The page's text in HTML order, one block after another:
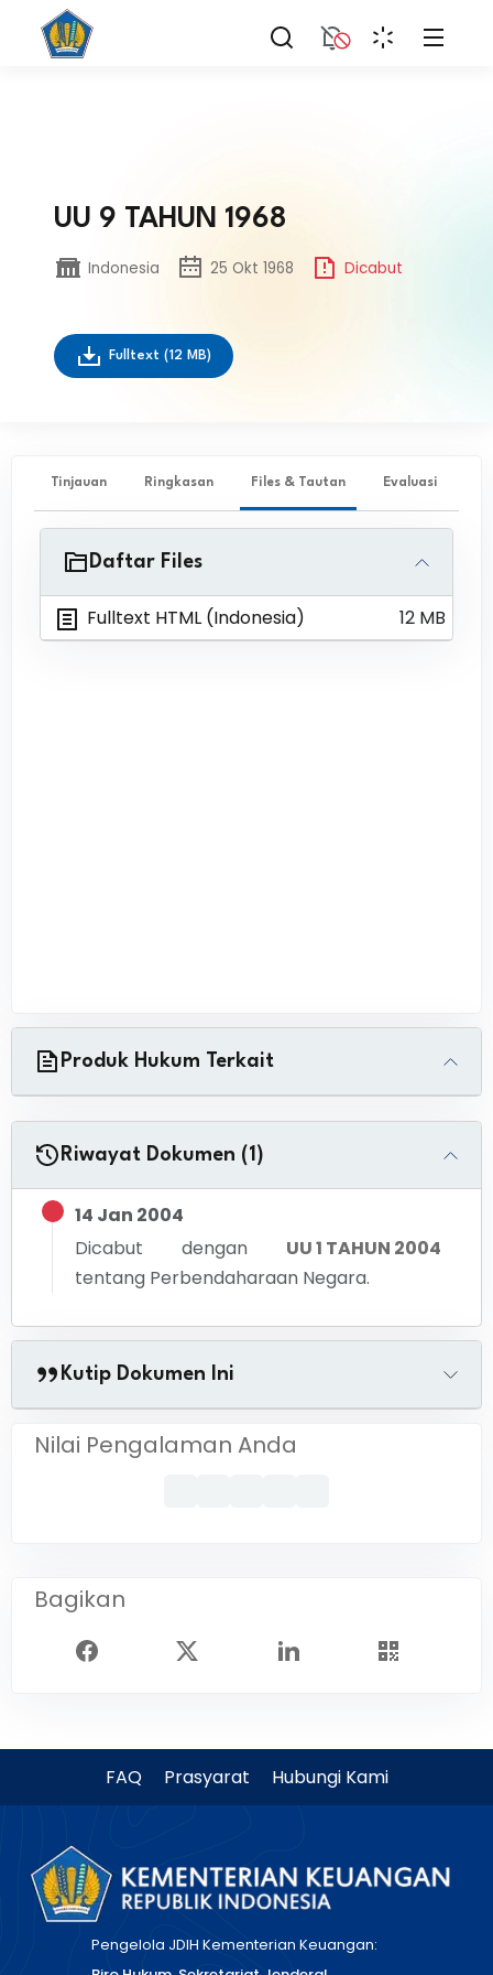
UU 9 TAHUN 1968
Indonesia 25 Okt 1968 Dicabut
Fulltext (12 MB)
Tinjauan Ringkasan Files & Tautan Evaluasi
Daftar Files
Fulltext HTML (Indonesia) 12 MB
Produk Hukum Terkait
Riwayat Dokumen (1)
14 Jan 2004
Dicabut dengan
UU 1 TAHUN 2004
tentang Perbendaharaan Negara.
Kutip Dokumen Ini
Nilai Pengalaman Anda
Bagikan
FAQ Prasyarat Hubungi Kami
Pengelola JDIH Kementerian Keuangan: